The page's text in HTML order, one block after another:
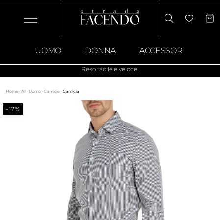
UOMO DONNA ACCESSORI
Reso facile e veloce!
Home · All · Uomo · Camicie · Camicia
-17%